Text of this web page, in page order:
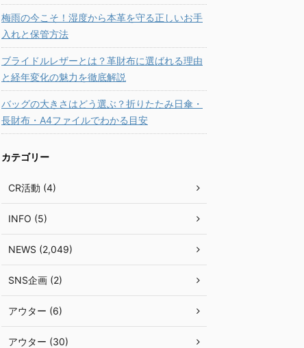
梅雨の今こそ！湿度から本革を守る正しいお手
入れと保管方法
ブライドルレザーとは？革財布に選ばれる理由
と経年変化の魅力を徹底解説
バッグの大きさはどう選ぶ？折りたたみ日傘・
長財布・A4ファイルでわかる目安
カテゴリー
CR活動 (4)
INFO (5)
NEWS (2,049)
SNS企画 (2)
アウター (6)
アウター (30)